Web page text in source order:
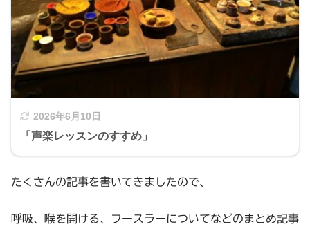
2026年6月10日
「声楽レッスンのすすめ」
たくさんの記事を書いてきましたので、
呼吸、喉を開ける、フースラーについてなどのまとめ記事